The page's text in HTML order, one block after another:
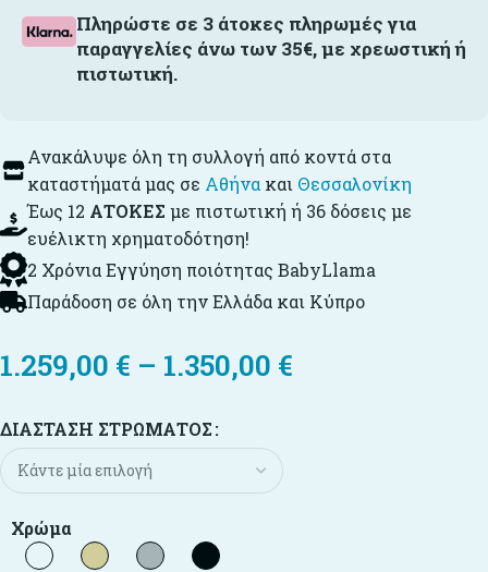
Πληρώστε σε 3 άτοκες πληρωμές για
παραγγελίες άνω των 35€, με χρεωστική ή
πιστωτική.
Ανακάλυψε όλη τη συλλογή από κοντά στα
καταστήματά μας σε Αθήνα και Θεσσαλονίκη
Έως 12 ΑΤΟΚΕΣ με πιστωτική ή 36 δόσεις με
ευέλικτη χρηματοδότηση!
2 Χρόνια Εγγύηση ποιότητας BabyLlama
Παράδοση σε όλη την Ελλάδα και Κύπρο
1.259,00 € – 1.350,00 €
ΔΙΆΣΤΑΣΗ ΣΤΡΏΜΑΤΟΣ
Χρώμα